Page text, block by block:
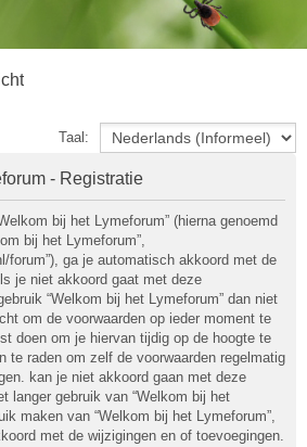
Taal:
- Registratie
bij het Lymeforum” (hierna genoemd
bij het Lymeforum”,
forum”), ga je automatisch akkoord met de
je niet akkoord gaat met deze
“Welkom bij het Lymeforum” dan niet
om de voorwaarden op ieder moment te
doen om je hiervan tijdig op de hoogte te
te raden om zelf de voorwaarden regelmatig
kan je niet akkoord gaan met deze
langer gebruik van “Welkom bij het
maken van “Welkom bij het Lymeforum”,
met de wijzigingen en of toevoegingen.